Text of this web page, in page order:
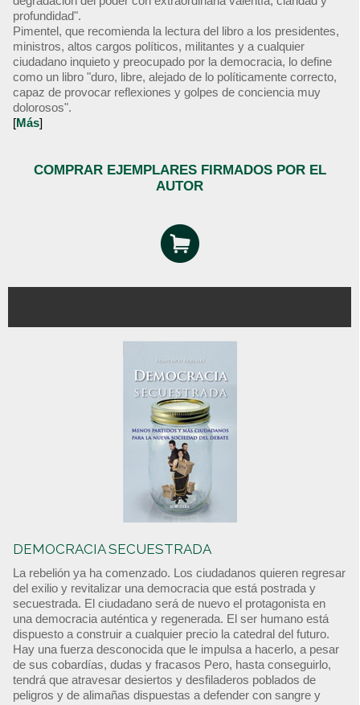
profundidad".
Pimentel, que recomienda la lectura del libro a los presidentes,
ministros, altos cargos políticos, militantes y a cualquier
ciudadano inquieto y preocupado por la democracia, lo define
como un libro "duro, libre, alejado de lo políticamente correcto,
capaz de provocar reflexiones y golpes de conciencia muy
dolorosos".
[Más]
COMPRAR EJEMPLARES FIRMADOS POR EL
AUTOR
DEMOCRACIA SECUESTRADA
La rebelión ya ha comenzado. Los ciudadanos quieren regresar
del exilio y revitalizar una democracia que está postrada y
secuestrada. El ciudadano será de nuevo el protagonista en
una democracia auténtica y regenerada. El ser humano está
dispuesto a construir a cualquier precio la catedral del futuro.
Hay una fuerza desconocida que le impulsa a hacerlo, a pesar
de sus cobardías, dudas y fracasos Pero, hasta conseguirlo,
tendrá que atravesar desiertos y desfiladeros poblados de
peligros y de alimañas dispuestas a defender con sangre y